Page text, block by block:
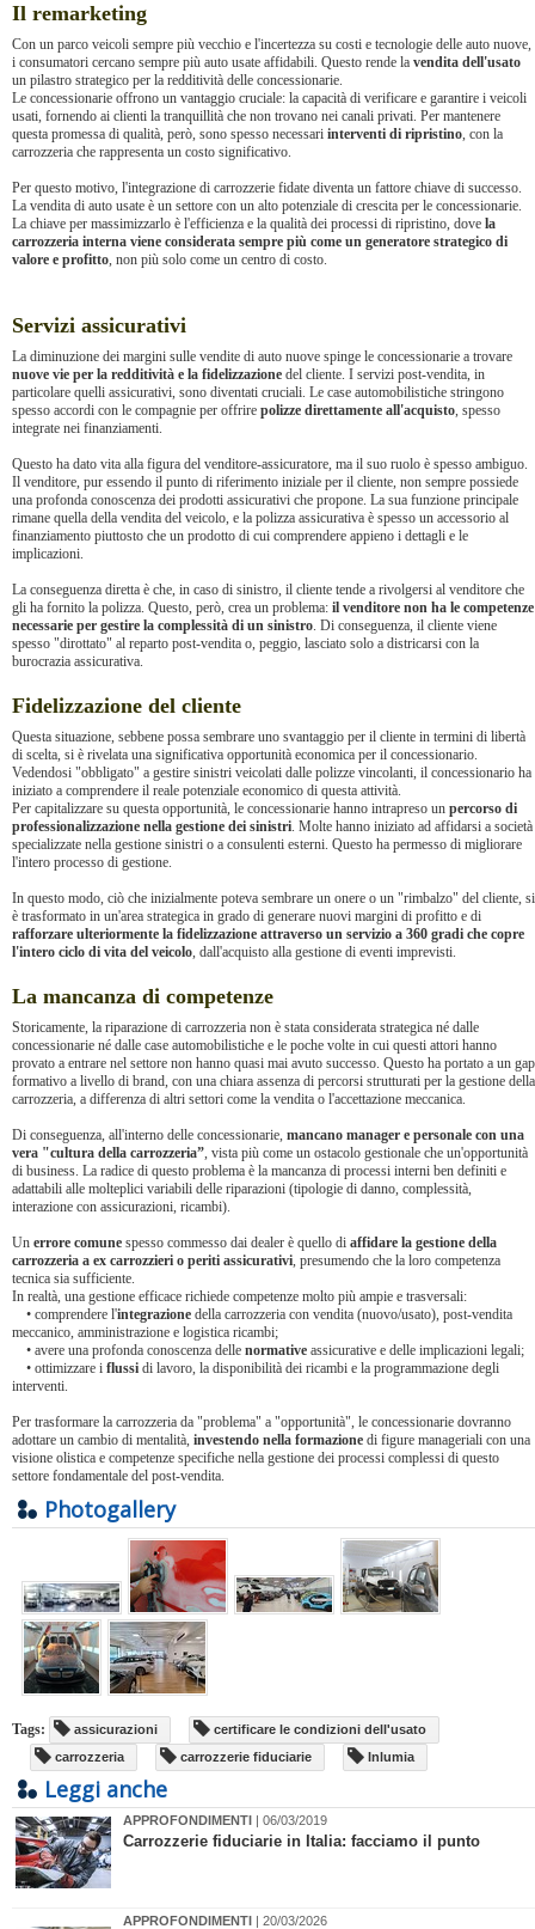
Il remarketing
Con un parco veicoli sempre più vecchio e l'incertezza su costi e tecnologie delle auto nuove,
i consumatori cercano sempre più auto usate affidabili. Questo rende la vendita dell'usato
un pilastro strategico per la redditività delle concessionarie.
Le concessionarie offrono un vantaggio cruciale: la capacità di verificare e garantire i veicoli
usati, fornendo ai clienti la tranquillità che non trovano nei canali privati. Per mantenere
questa promessa di qualità, però, sono spesso necessari interventi di ripristino, con la
carrozzeria che rappresenta un costo significativo.
Per questo motivo, l'integrazione di carrozzerie fidate diventa un fattore chiave di successo.
La vendita di auto usate è un settore con un alto potenziale di crescita per le concessionarie.
La chiave per massimizzarlo è l'efficienza e la qualità dei processi di ripristino, dove la
carrozzeria interna viene considerata sempre più come un generatore strategico di
valore e profitto, non più solo come un centro di costo.
Servizi assicurativi
La diminuzione dei margini sulle vendite di auto nuove spinge le concessionarie a trovare
nuove vie per la redditività e la fidelizzazione del cliente. I servizi post-vendita, in
particolare quelli assicurativi, sono diventati cruciali. Le case automobilistiche stringono
spesso accordi con le compagnie per offrire polizze direttamente all'acquisto, spesso
integrate nei finanziamenti.
Questo ha dato vita alla figura del venditore-assicuratore, ma il suo ruolo è spesso ambiguo.
Il venditore, pur essendo il punto di riferimento iniziale per il cliente, non sempre possiede
una profonda conoscenza dei prodotti assicurativi che propone. La sua funzione principale
rimane quella della vendita del veicolo, e la polizza assicurativa è spesso un accessorio al
finanziamento piuttosto che un prodotto di cui comprendere appieno i dettagli e le
implicazioni.
La conseguenza diretta è che, in caso di sinistro, il cliente tende a rivolgersi al venditore che
gli ha fornito la polizza. Questo, però, crea un problema: il venditore non ha le competenze
necessarie per gestire la complessità di un sinistro. Di conseguenza, il cliente viene
spesso "dirottato" al reparto post-vendita o, peggio, lasciato solo a districarsi con la
burocrazia assicurativa.
Fidelizzazione del cliente
Questa situazione, sebbene possa sembrare uno svantaggio per il cliente in termini di libertà
di scelta, si è rivelata una significativa opportunità economica per il concessionario.
Vedendosi "obbligato" a gestire sinistri veicolati dalle polizze vincolanti, il concessionario ha
iniziato a comprendere il reale potenziale economico di questa attività.
Per capitalizzare su questa opportunità, le concessionarie hanno intrapreso un percorso di
professionalizzazione nella gestione dei sinistri. Molte hanno iniziato ad affidarsi a società
specializzate nella gestione sinistri o a consulenti esterni. Questo ha permesso di migliorare
l'intero processo di gestione.
In questo modo, ciò che inizialmente poteva sembrare un onere o un "rimbalzo" del cliente, si
è trasformato in un'area strategica in grado di generare nuovi margini di profitto e di
rafforzare ulteriormente la fidelizzazione attraverso un servizio a 360 gradi che copre
l'intero ciclo di vita del veicolo, dall'acquisto alla gestione di eventi imprevisti.
La mancanza di competenze
Storicamente, la riparazione di carrozzeria non è stata considerata strategica né dalle
concessionarie né dalle case automobilistiche e le poche volte in cui questi attori hanno
provato a entrare nel settore non hanno quasi mai avuto successo. Questo ha portato a un gap
formativo a livello di brand, con una chiara assenza di percorsi strutturati per la gestione della
carrozzeria, a differenza di altri settori come la vendita o l'accettazione meccanica.
Di conseguenza, all'interno delle concessionarie, mancano manager e personale con una
vera "cultura della carrozzeria”, vista più come un ostacolo gestionale che un'opportunità
di business. La radice di questo problema è la mancanza di processi interni ben definiti e
adattabili alle molteplici variabili delle riparazioni (tipologie di danno, complessità,
interazione con assicurazioni, ricambi).
Un errore comune spesso commesso dai dealer è quello di affidare la gestione della
carrozzeria a ex carrozzieri o periti assicurativi, presumendo che la loro competenza
tecnica sia sufficiente.
In realtà, una gestione efficace richiede competenze molto più ampie e trasversali:
• comprendere l'integrazione della carrozzeria con vendita (nuovo/usato), post-vendita
meccanico, amministrazione e logistica ricambi;
• avere una profonda conoscenza delle normative assicurative e delle implicazioni legali;
• ottimizzare i flussi di lavoro, la disponibilità dei ricambi e la programmazione degli
interventi.
Per trasformare la carrozzeria da "problema" a "opportunità", le concessionarie dovranno
adottare un cambio di mentalità, investendo nella formazione di figure manageriali con una
visione olistica e competenze specifiche nella gestione dei processi complessi di questo
settore fondamentale del post-vendita.
Photogallery
Tags: assicurazioni
certificare le condizioni dell'usato
carrozzeria
carrozzerie fiduciarie Inlumia
Leggi anche
APPROFONDIMENTI | 06/03/2019
Carrozzerie fiduciarie in Italia: facciamo il punto
APPROFONDIMENTI | 20/03/2026